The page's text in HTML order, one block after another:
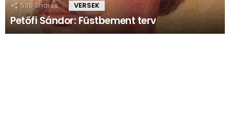
536 Shares VERSEK
Petőfi Sándor: Füstbement terv